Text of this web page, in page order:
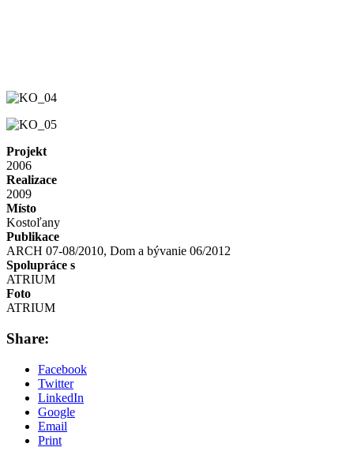
Projekt
2006
Realizace
2009
Místo
Kostoľany
Publikace
ARCH 07-08/2010, Dom a bývanie 06/2012
Spolupráce s
ATRIUM
Foto
ATRIUM
Share:
Facebook
Twitter
LinkedIn
Google
Email
Print